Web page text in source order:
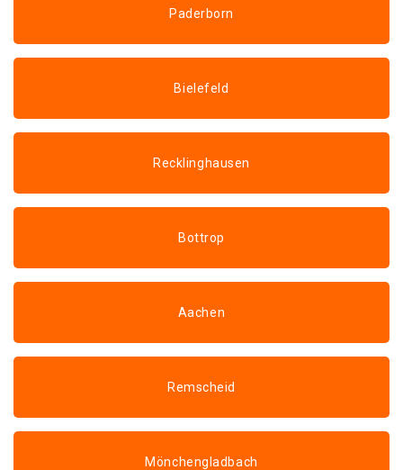
Paderborn
Bielefeld
Recklinghausen
Bottrop
Aachen
Remscheid
Mönchengladbach